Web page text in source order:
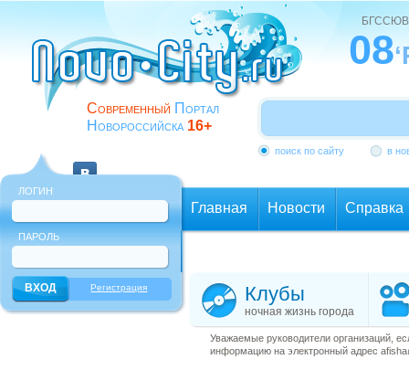
Современный Портал
Новороссийска 16+
08
поиск по сайту в
ЛОГИН
ПАРОЛЬ
Регистрация
Главная Новости Справка
Клубы
ночная жизнь города
Уважаемые руководители организаций,
информацию на электронный адрес